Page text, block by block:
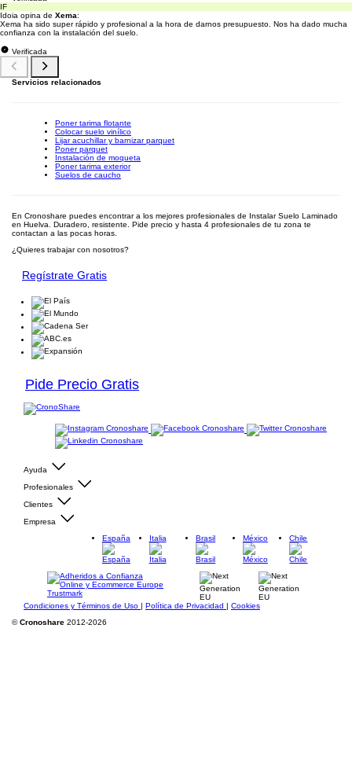
IF
Idoia opina de Xema:
Xema ha sido super rápido y profesional a la hora de darnos presupuesto. Nos ha dado mucha
confianza con la instalación del suelo.
Verificada
Servicios relacionados
Poner tarima flotante
Colocar suelo vinílico
Lijar acuchillar y barnizar parquet
Poner parquet
Instalación de moqueta
Poner tarima exterior
Suelos de caucho
En Cronoshare puedes encontrar a los mejores profesionales de Instalar Suelo Laminado
en Huelva. Duradero, resistente. Pide precio y hasta 4 profesionales de tu zona te
contactan a las pocas horas.
¿Quieres trabajar con nosotros?
Regístrate Gratis
Pide Precio Gratis
Ayuda
Profesionales
Clientes
Empresa
España
Italia Brasil México Chile
Condiciones y Términos de Uso | Política de Privacidad | Cookies
©Cronoshare 2012-2026